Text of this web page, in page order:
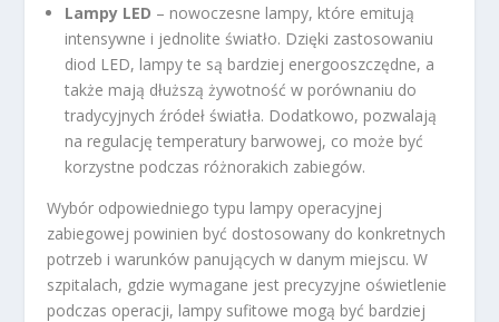
Lampy LED – nowoczesne lampy, które emitują
intensywne i jednolite światło. Dzięki zastosowaniu
diod LED, lampy te są bardziej energooszczędne, a
także mają dłuższą żywotność w porównaniu do
tradycyjnych źródeł światła. Dodatkowo, pozwalają
na regulację temperatury barwowej, co może być
korzystne podczas różnorakich zabiegów.
Wybór odpowiedniego typu lampy operacyjnej
zabiegowej powinien być dostosowany do konkretnych
potrzeb i warunków panujących w danym miejscu. W
szpitalach, gdzie wymagane jest precyzyjne oświetlenie
podczas operacji, lampy sufitowe mogą być bardziej